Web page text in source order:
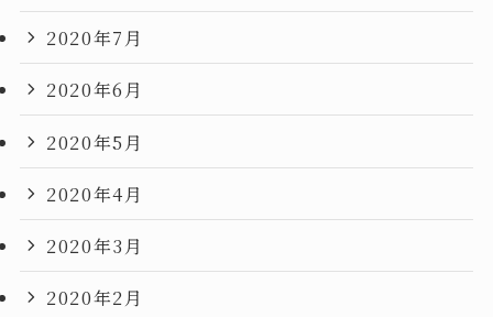
2020年7月
2020年6月
2020年5月
2020年4月
2020年3月
2020年2月